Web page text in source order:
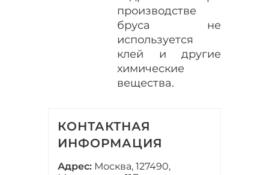
производстве
бруса не
используется
клей и другие
химические
вещества.
КОНТАКТНАЯ
ИНФОРМАЦИЯ
Адрес: Москва, 127490,